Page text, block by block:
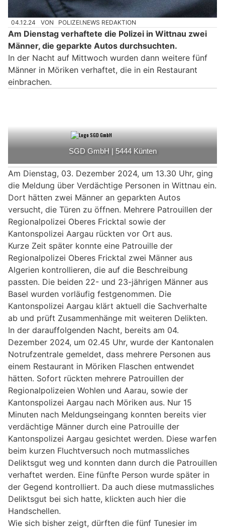
04.12.24 VON POLIZEI.NEWS REDAKTION
Am Dienstag verhaftete die Polizei in Wittnau zwei
Männer, die geparkte Autos durchsuchten.
In der Nacht auf Mittwoch wurden dann weitere fünf
Männer in Möriken verhaftet, die in ein Restaurant
einbrachen.
Am Dienstag, 03. Dezember 2024, um 13.30 Uhr, ging
die Meldung über Verdächtige Personen in Wittnau ein.
Dort hätten zwei Männer an geparkten Autos
versucht, die Türen zu öffnen. Mehrere Patrouillen der
Regionalpolizei Oberes Fricktal sowie der
Kantonspolizei Aargau rückten vor Ort aus.
Kurze Zeit später konnte eine Patrouille der
Regionalpolizei Oberes Fricktal zwei Männer aus
Algerien kontrollieren, die auf die Beschreibung
passten. Die beiden 22- und 23-jährigen Männer aus
Basel wurden vorläufig festgenommen. Die
Kantonspolizei Aargau klärt aktuell die Sachverhalte
ab und prüft Zusammenhänge mit weiteren Delikten.
In der darauffolgenden Nacht, bereits am 04.
Dezember 2024, um 02.45 Uhr, wurde der Kantonalen
Notrufzentrale gemeldet, dass mehrere Personen aus
einem Restaurant in Möriken Flaschen entwendet
hätten. Sofort rückten mehrere Patrouillen der
Regionalpolizeien Wohlen und Aarau, sowie der
Kantonspolizei Aargau nach Möriken aus. Nur 15
Minuten nach Meldungseingang konnten bereits vier
verdächtige Männer durch eine Patrouille der
Kantonspolizei Aargau gesichtet werden. Diese warfen
beim kurzen Fluchtversuch noch mutmassliches
Deliktsgut weg und konnten dann durch die Patrouillen
verhaftet werden. Eine fünfte Person wurde später in
der Gegend kontrolliert. Da auch diese mutmassliches
Deliktsgut bei sich hatte, klickten auch hier die
Handschellen.
Wie sich bisher zeigt, dürften die fünf Tunesier im